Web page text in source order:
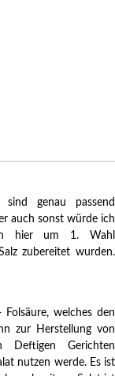
genau passend
auch sonst würde ich
hier um 1. Wahl
zubereitet wurden.
welches den
zur Herstellung von
Deftigen Gerichten
nutzen werde. Es ist